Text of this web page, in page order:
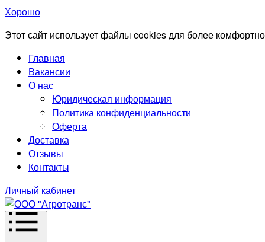
Хорошо
Этот сайт использует файлы cookies для более
Главная
Вакансии
О нас
Юридическая информация
Политика конфиденциальности
Оферта
Доставка
Отзывы
Контакты
Личный кабинет